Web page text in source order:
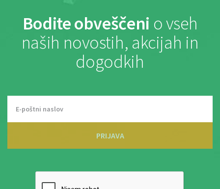
Bodite obveščeni o vseh
naših novostih, akcijah in
dogodkih
PRIJAVA